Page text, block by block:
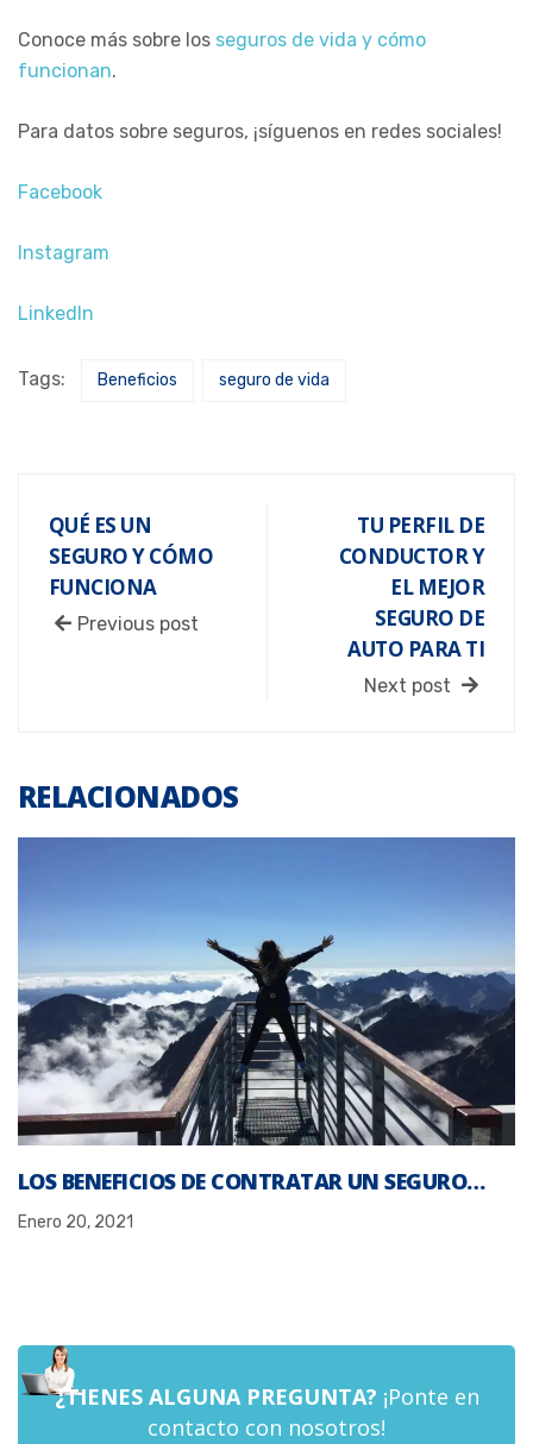
Conoce más sobre los seguros de vida y cómo
funcionan.
Para datos sobre seguros, ¡síguenos en redes sociales!
Facebook
Instagram
LinkedIn
Tags: Beneficios seguro de vida
QUÉ ES UN
SEGURO Y CÓMO
FUNCIONA
Previous post
TU PERFIL DE
CONDUCTOR Y
EL MEJOR
SEGURO DE
AUTO PARA TI
Next post
RELACIONADOS
LOS BENEFICIOS DE CONTRATAR UN SEGURO…
Enero 20, 2021
¿TIENES ALGUNA PREGUNTA? ¡Ponte en
contacto con nosotros!